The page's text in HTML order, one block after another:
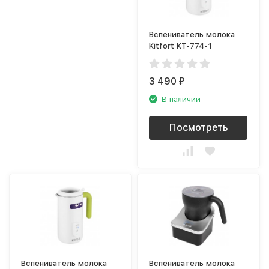
Вспениватель молока
Kitfort КТ-774-1
3 490₽
В наличии
Посмотреть
Вспениватель молока
Вспениватель молока